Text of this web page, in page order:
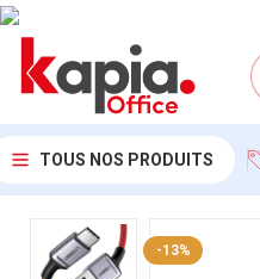
TOUS NOS PRODUITS
Accueil/KAPIA OFFICE MAROC
-13%